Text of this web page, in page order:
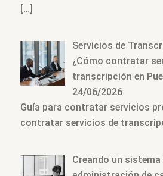
[…]
Servicios de
¿Cómo contratar
transcripción en
24/06/2026
Guía para contratar servicios
contratar servicios de
Creando un sistema